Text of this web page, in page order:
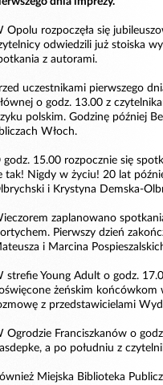
Opolu rozpoczęła się
odwiedzili już stoiska
z autorami.
uczestnikami pierwszego
o godz. 13.00 z
polskim. Godzinę później
Włoch.
godz. 15.00 rozpocznie się
tak! Nigdy w życiu! 20 lat
i Krystyna Demska-
zaplanowano
Pierwszy dzień
i Marcina
strefie Young Adult o godz.
żeńskim końcówkom
z przedstawicielami
Ogrodzie Franciszkanów o
a po południu z
Miejska Biblioteka